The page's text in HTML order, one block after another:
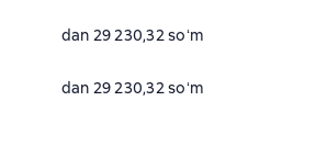
dan 29 230,32 soʻm
dan 29 230,32 soʻm